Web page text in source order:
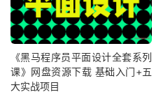
《黑马程序员平面设计全套系列
课》网盘资源下载 基础入门+五
大实战项目